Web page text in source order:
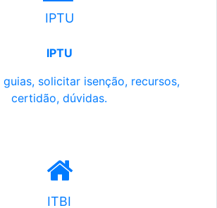
IPTU
IPTU
guias, solicitar isenção, recursos,
certidão, dúvidas.
ITBI